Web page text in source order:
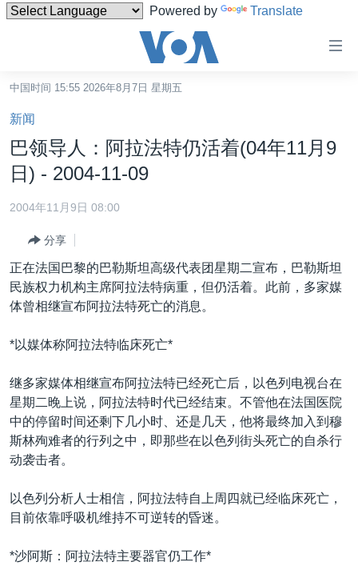
Powered by Translate
碍
链
接
跳
内
转
到
导
到
检
索
中国
国际
最新国际新闻
印太
非洲
美洲
全球议题
分类新闻
经济·金融·贸易
军事
劳工
环境
美中关系
国会报道
美中关系
美国建国250周年
美国之音专访
台海两岸关系
VOA今日焦点
中文广播
关注我们
中国时间 15:55 2026年8月7日 星期五
新闻
巴领导人：阿拉法特仍活着(04年11月9
日) - 2004-11-09
2004年11月9日 08:00
分享
正在法国巴黎的巴勒斯坦高级代表团星期二宣布，巴勒斯坦
民族权力机构主席阿拉法特病重，但仍活着。此前，多家媒
体曾相继宣布阿拉法特死亡的消息。
*以媒体称阿拉法特临床死亡*
继多家媒体相继宣布阿拉法特已经死亡后，以色列电视台在
星期二晚上说，阿拉法特时代已经结束。不管他在法国医院
中的停留时间还剩下几小时、还是几天，他将最终加入到穆
斯林殉难者的行列之中，即那些在以色列街头死亡的自杀行
动袭击者。
以色列分析人士相信，阿拉法特自上周四就已经临床死亡，
目前依靠呼吸机维持不可逆转的昏迷。
*沙阿斯：阿拉法特主要器官仍工作*